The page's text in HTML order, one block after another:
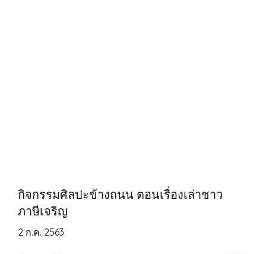
กิจกรรมศิลปะข้างถนน ตอนเรื่องเล่าชาว
ภาษีเจริญ
2 ก.ค. 2563